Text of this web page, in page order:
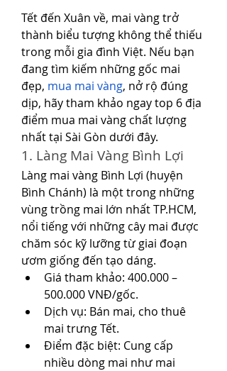
Tết đến Xuân về, mai vàng trở
thành biểu tượng không thể thiếu
trong mỗi gia đình Việt. Nếu bạn
đang tìm kiếm những gốc mai
đẹp, mua mai vàng, nở rộ đúng
dịp, hãy tham khảo ngay top 6 địa
điểm mua mai vàng chất lượng
nhất tại Sài Gòn dưới đây.
1. Làng Mai Vàng Bình Lợi
Làng mai vàng Bình Lợi (huyện
Bình Chánh) là một trong những
vùng trồng mai lớn nhất TP.HCM,
nổi tiếng với những cây mai được
chăm sóc kỹ lưỡng từ giai đoạn
ươm giống đến tạo dáng.
Giá tham khảo: 400.000 –
500.000 VNĐ/gốc.
Dịch vụ: Bán mai, cho thuê
mai trưng Tết.
Điểm đặc biệt: Cung cấp
nhiều dòng mai như mai